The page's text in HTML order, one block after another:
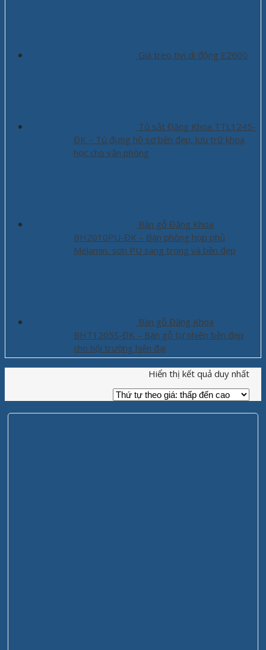
Giá treo tivi di động E2600
Tủ sắt Đăng Khoa TTL1245-
ĐK – Tủ đựng hồ sơ bền đẹp, lưu trữ khoa
học cho văn phòng
Bàn gỗ Đăng Khoa
BH2010PU-ĐK – Bàn phòng họp phủ
Melamin, sơn PU sang trọng và bền đẹp
Bàn gỗ Đăng Khoa
BHT1205S-ĐK – Bàn gỗ tự nhiên bền đẹp
cho hội trường hiện đại
Hiển thị kết quả duy nhất